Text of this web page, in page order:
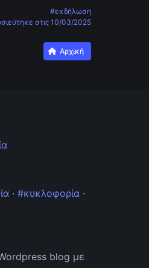
#εκδήλωση
στις 10/03/2025
Αρχική
· #κυκλοφορία ·
blog με